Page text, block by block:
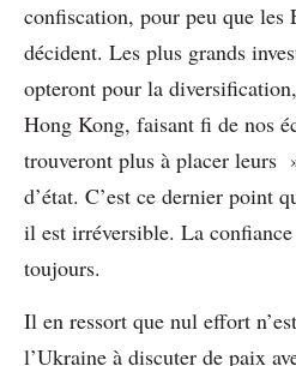
confiscation, pour peu que les
décident. Les plus grands
opteront pour la
Hong Kong, faisant fi de nos
trouveront plus à placer leurs
d’état. C’est ce dernier point
il est irréversible. La
toujours.
Il en ressort que nul effort
l’Ukraine à discuter de paix